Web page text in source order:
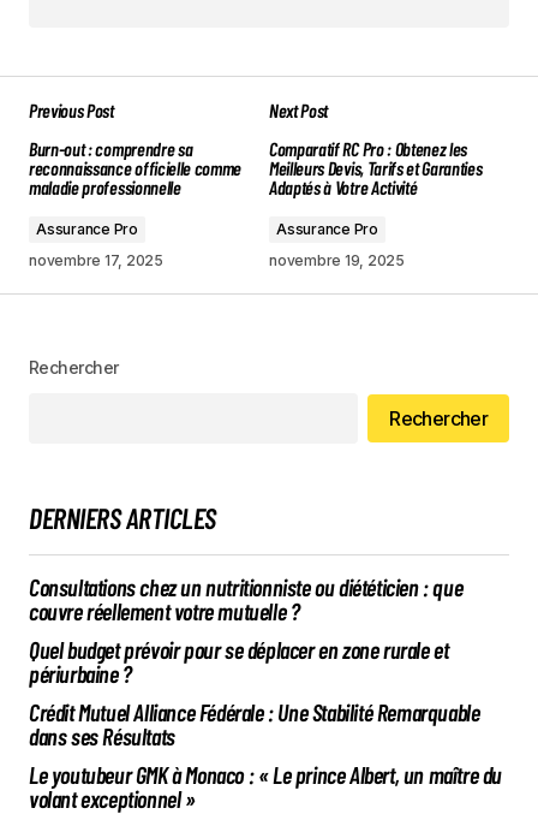
Previous Post
Burn-out : comprendre sa
reconnaissance officielle comme
maladie professionnelle
Assurance Pro
novembre 17, 2025
Next Post
Comparatif RC Pro : Obtenez les
Meilleurs Devis, Tarifs et Garanties
Adaptés à Votre Activité
Assurance Pro
novembre 19, 2025
Rechercher
Rechercher
DERNIERS ARTICLES
Consultations chez un nutritionniste ou diététicien : que
couvre réellement votre mutuelle ?
Quel budget prévoir pour se déplacer en zone rurale et
périurbaine ?
Crédit Mutuel Alliance Fédérale : Une Stabilité Remarquable
dans ses Résultats
Le youtubeur GMK à Monaco : « Le prince Albert, un maître du
volant exceptionnel »